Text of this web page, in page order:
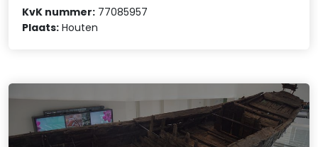
KvK nummer: 77085957
Plaats: Houten